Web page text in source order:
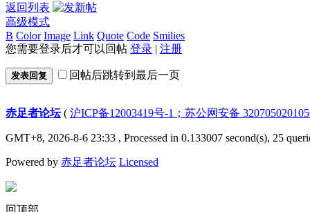
返回列表
高级模式
B Color Image Link Quote Code Smilies
您需要登录后才可以回帖 登录 | 注册
发表回复 回帖后跳转到最后一页
赤足者论坛( 沪ICP备12003419号-1；苏公网安备
GMT+8, 2026-8-6 23:33 , Processed in 0.133007 second(s), 25
Powered by 赤足者论坛 Licensed
回顶部